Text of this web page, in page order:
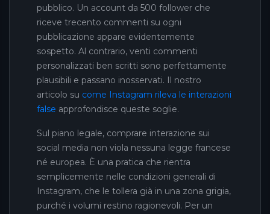
pubblico. Un account da 500 follower che
riceve trecento commenti su ogni
pubblicazione appare evidentemente
sospetto. Al contrario, venti commenti
personalizzati ben scritti sono perfettamente
plausibili e passano inosservati. Il nostro
articolo su come Instagram rileva le interazioni
false approfondisce queste soglie.
Sul piano legale, comprare interazione sui
social media non viola nessuna legge francese
né europea. È una pratica che rientra
semplicemente nelle condizioni generali di
Instagram, che le tollera già in una zona grigia,
purché i volumi restino ragionevoli. Per un